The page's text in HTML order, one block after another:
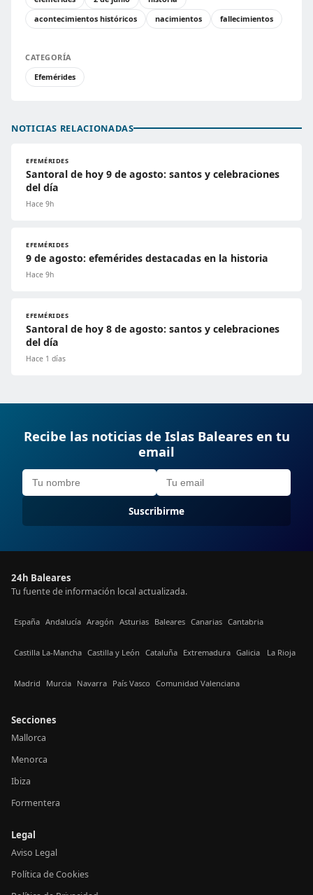
acontecimientos históricos
nacimientos fallecimientos
CATEGORÍA
Efemérides
NOTICIAS RELACIONADAS
EFEMÉRIDES
Santoral de hoy 9 de agosto: santos y celebraciones
del día
Hace 9h
EFEMÉRIDES
9 de agosto: efemérides destacadas en la historia
Hace 9h
EFEMÉRIDES
Santoral de hoy 8 de agosto: santos y celebraciones
del día
Hace 1 días
Recibe las noticias de Islas Baleares en tu
email
Suscribirme
24h Baleares
Tu fuente de información local actualizada.
España Andalucía Aragón Asturias Baleares Canarias Cantabria
Castilla La-Mancha Castilla y León Cataluña Extremadura Galicia La Rioja
Madrid Murcia Navarra País Vasco Comunidad Valenciana
Secciones
Mallorca
Menorca
Ibiza
Formentera
Legal
Aviso Legal
Política de Cookies